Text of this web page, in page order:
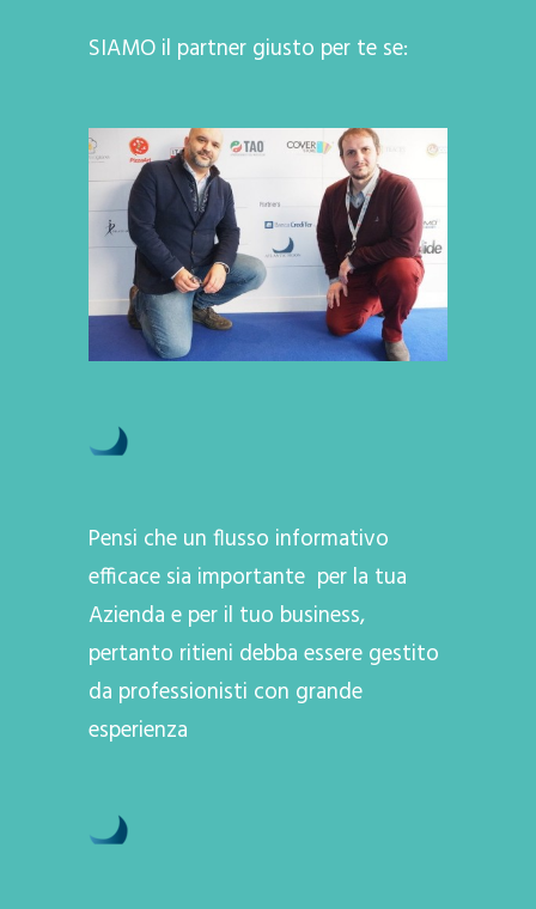
SIAMO il partner giusto per te se:
Pensi che un flusso informativo
efficace sia importante per la tua
Azienda e per il tuo business,
pertanto ritieni debba essere gestito
da professionisti con grande
esperienza